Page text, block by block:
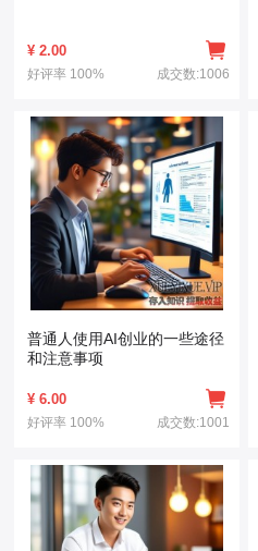
¥2.00
好评率 100% 成交数:1006
普通人使用AI创业的一些途径
和注意事项
¥6.00
好评率 100% 成交数:1001